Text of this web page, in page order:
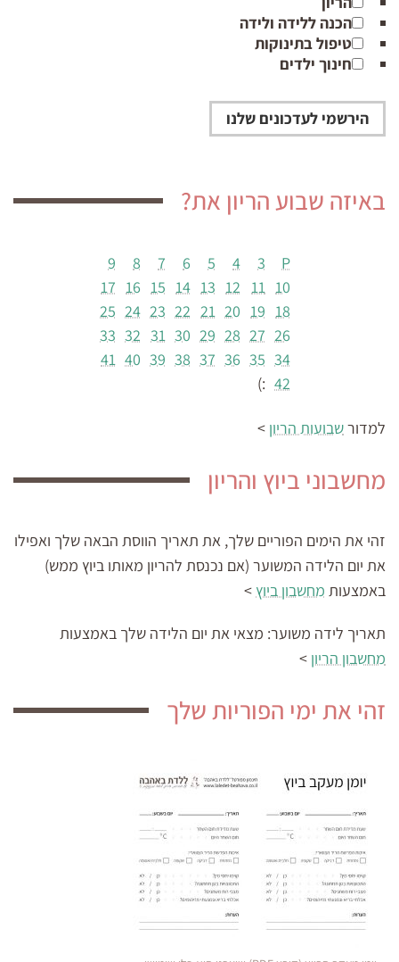
הכנה ללידה ולידה
טיפול בתינוקות
חינוך ילדים
באיזה שבוע הריון את?
P
3
4
5
6
7
8
9
10
11
12
13
14
15
16
17
18
19
20
21
22
23
24
25
26
27
28
29
30
31
32
33
34
35
36
37
38
39
40
41
42
:)
למדורשבועות הריון >
מחשבוני ביוץ והריון
זהי את הימים הפוריים שלך, את תאריך הווסת הבאה שלך ואפילו
את יום הלידה המשוער (אם נכנסת להריון מאותו ביוץ ממש)
באמצעות מחשבון ביוץ >
תאריך לידה משוער: מצאי את יום הלידה שלך באמצעות
מחשבון הריון >
זהי את ימי הפוריות שלך